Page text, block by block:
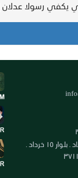
يكفي رسولا
العنوان: ايران ـ قم ـ ميدان جهاد ـ بلوار ١٥ خرداد ـ